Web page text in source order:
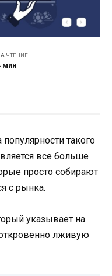
ЧТЕНИЕ
мин
такого
все больше
просто собирают
с рынка.
указывает на
лживую